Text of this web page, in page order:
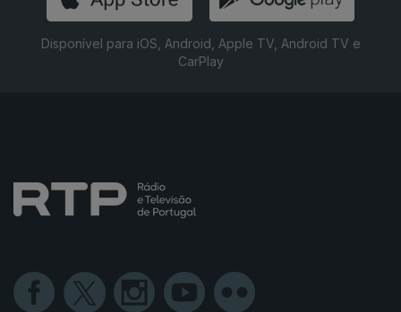
Disponível para iOS, Android, Apple TV, Android TV e
CarPlay